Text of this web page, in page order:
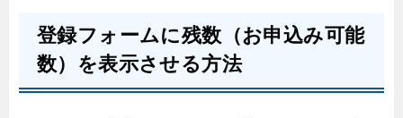
登録フォームに残数（お申込み可能
数）を表示させる方法